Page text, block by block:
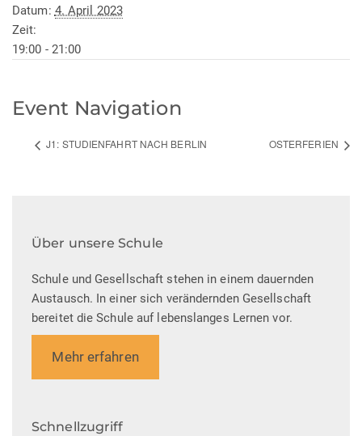
Datum: 4. April 2023
Zeit:
19:00 - 21:00
Event Navigation
J1: STUDIENFAHRT NACH BERLIN OSTERFERIEN
Über unsere Schule
Schule und Gesellschaft stehen in einem dauernden
Austausch. In einer sich verändernden Gesellschaft
bereitet die Schule auf lebenslanges Lernen vor.
Mehr erfahren
Schnellzugriff